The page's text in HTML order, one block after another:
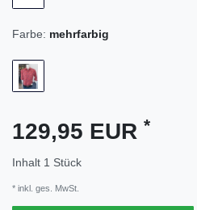
Farbe: mehrfarbig
129,95 EUR *
Inhalt 1 Stück
* inkl. ges. MwSt.